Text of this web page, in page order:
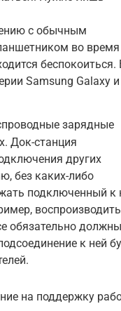
с обычным
во время
беспокоиться.
Samsung Galaxy и
зарядные
Док-станция
других
без каких-либо
подключенный к
воспроизводить
обязательно должны
к ней
на поддержку